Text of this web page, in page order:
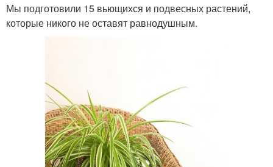
Мы подготовили 15 вьющихся и подвесных растений,
которые никого не оставят равнодушным.